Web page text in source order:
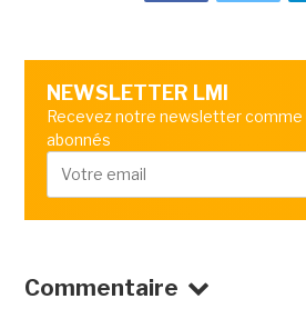
NEWSLETTER LMI
Recevez notre newsletter
abonnés
Commentaire